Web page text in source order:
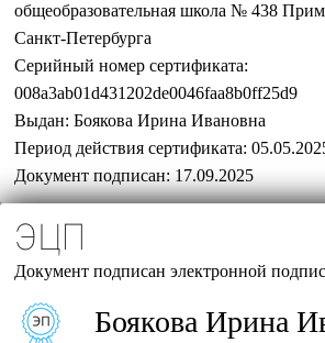
общеобразовательная школа № 438
Санкт-Петербурга
Серийный номер сертификата:
008a3ab01d431202de0046faa8b0ff25d9
Выдан: Боякова Ирина Ивановна
Период действия сертификата:
Документ подписан: 17.09.2025
ЭЦП
Документ подписан электронной
Боякова Ирина